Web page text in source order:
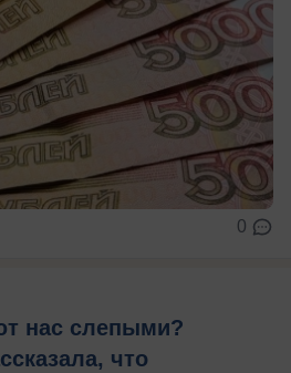
0
нас слепыми?
что